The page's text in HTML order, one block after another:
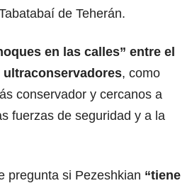
de Teherán.
en las calles” entre el
, como
conservador y cercanos a
fuerzas de seguridad y a la
pregunta si Pezeshkian “tiene